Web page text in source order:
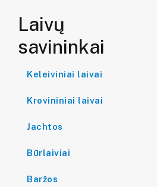
Laivų
savininkai
Keleiviniai laivai
Krovininiai laivai
Jachtos
Būrlaiviai
Baržos